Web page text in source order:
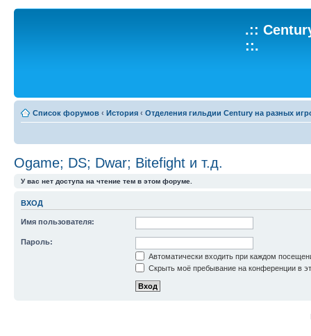
.::
::.
Список форумов ‹ История ‹ Отделения гильдии Century на разных
Ogame; DS; Dwar; Bitefight и т.д.
У вас нет доступа на чтение тем в этом форуме.
ВХОД
Имя пользователя:
Пароль:
Автоматически входить при каждом
Скрыть моё пребывание на конференции в